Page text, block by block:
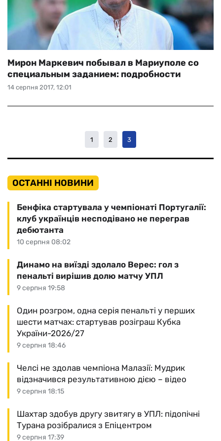
14 серпня 2017, 12:01
Мирон Маркевич побывал в Мариуполе со
специальным заданием: подробности
1 2 3
ОСТАННІ НОВИНИ
10 серпня 08:02
Бенфіка стартувала у чемпіонаті Португалії:
клуб українців несподівано не переграв
дебютанта
9 серпня 19:58
Динамо на виїзді здолало Верес: гол з
пенальті вирішив долю матчу УПЛ
9 серпня 18:46
Один розгром, одна серія пенальті у перших
шести матчах: стартував розіграш Кубка
України-2026/27
9 серпня 18:15
Челсі не здолав чемпіона Малазії: Мудрик
відзначився результативною дією – відео
9 серпня 17:39
Шахтар здобув другу звитягу в УПЛ: підопічні
Турана розібралися з Епіцентром